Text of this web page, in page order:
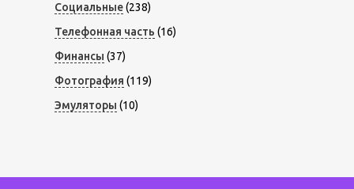
Социальные(238)
Телефонная часть (16)
Финансы (37)
Фотография (119)
Эмуляторы (10)